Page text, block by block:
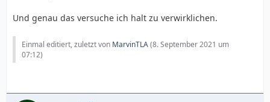
Und genau das versuche ich halt zu verwirklichen.
Einmal editiert, zuletzt von MarvinTLA(8. September 2021 um
07:12)